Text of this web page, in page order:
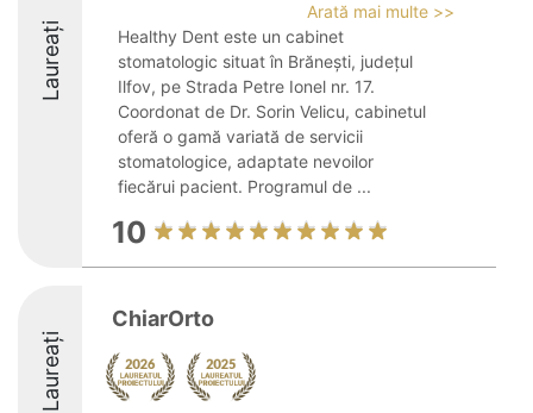
Laureați
Arată mai multe >>
Healthy Dent este un cabinet
stomatologic situat în Brănești, județul
Ilfov, pe Strada Petre Ionel nr. 17.
Coordonat de Dr. Sorin Velicu, cabinetul
oferă o gamă variată de servicii
stomatologice, adaptate nevoilor
fiecărui pacient. Programul de ...
10
Laureați
ChiarOrto